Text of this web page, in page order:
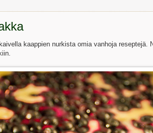
kaappien nurkista omia vanhoja reseptejä.